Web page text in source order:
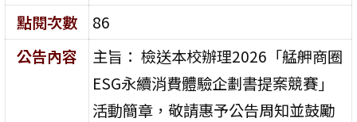
點閱次數
86
公告內容
主旨： 檢送本校辦理2026「艋舺商圈
ESG永續消費體驗企劃書提案競賽」
活動簡章，敬請惠予公告周知並鼓勵